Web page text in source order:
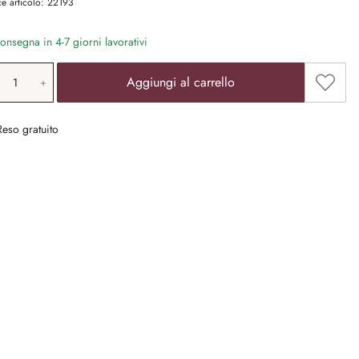
in 4-7 giorni lavorativi
prodotto: inserisci il valore
Aggiungi al carrello
gratuito